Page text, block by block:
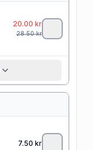
20.00 kr
28.50kr
7.50 kr